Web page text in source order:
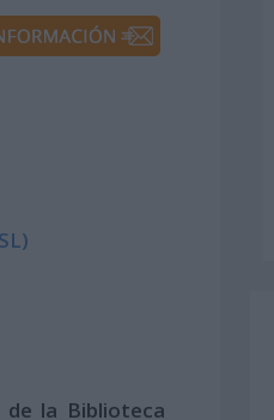
la Biblioteca